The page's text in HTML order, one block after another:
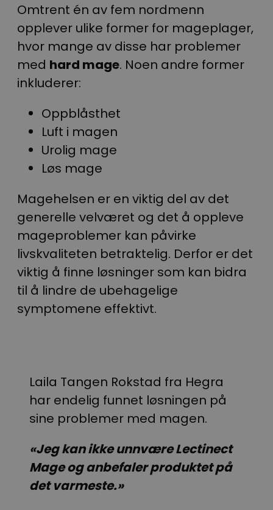
Omtrent én av fem nordmenn
opplever ulike former for mageplager,
hvor mange av disse har problemer
med hard mage. Noen andre former
inkluderer:
Oppblåsthet
Luft i magen
Urolig mage
Løs mage
Magehelsen er en viktig del av det
generelle velværet og det å oppleve
mageproblemer kan påvirke
livskvaliteten betraktelig. Derfor er det
viktig å finne løsninger som kan bidra
til å lindre de ubehagelige
symptomene effektivt.
Laila Tangen Rokstad fra Hegra
har endelig funnet løsningen på
sine problemer med magen.
«Jeg kan ikke unnvære Lectinect
Mage og anbefaler produktet på
det varmeste.»